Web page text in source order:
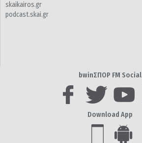
skaikairos.gr
podcast.skai.gr
bwinΣΠΟΡ FM Social
Download App